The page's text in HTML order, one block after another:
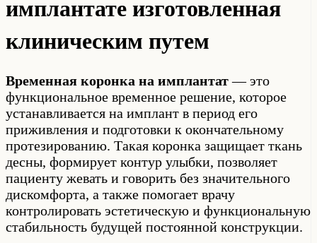
имплантате изготовленная
клиническим путем
Временная коронка на имплантат— это
функциональное временное решение, которое
устанавливается на имплант в период его
приживления и подготовки к окончательному
протезированию. Такая коронка защищает ткань
десны, формирует контур улыбки, позволяет
пациенту жевать и говорить без значительного
дискомфорта, а также помогает врачу
контролировать эстетическую и функциональную
стабильность будущей постоянной конструкции.